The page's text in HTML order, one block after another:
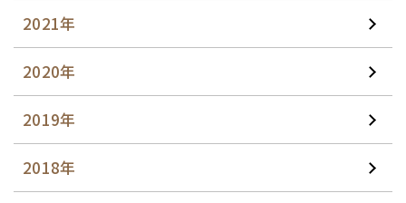
2021年
2020年
2019年
2018年